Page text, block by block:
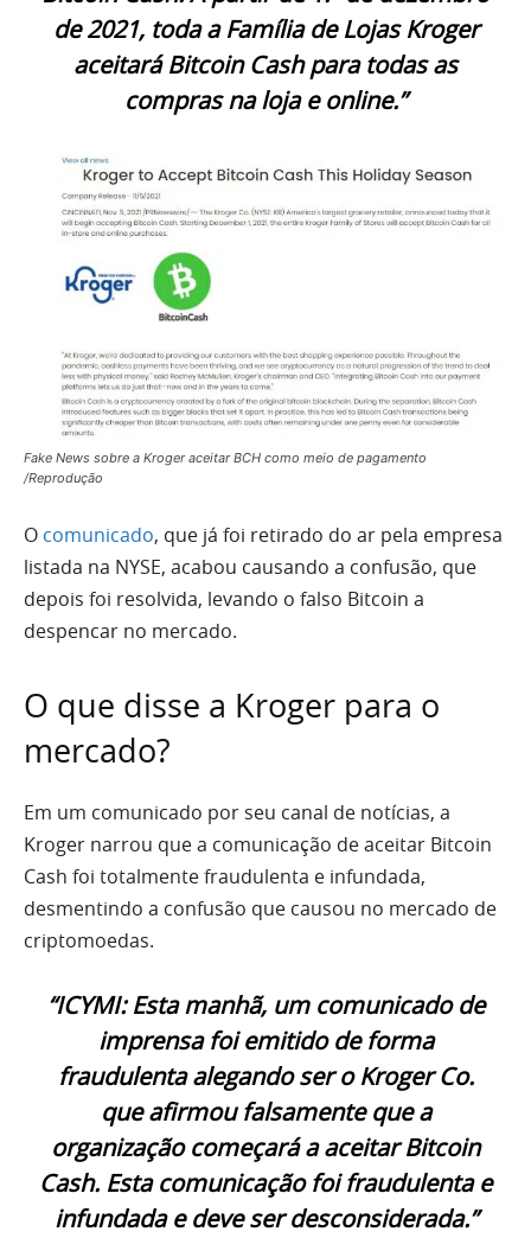
de 2021, toda a Família de Lojas Kroger
aceitará Bitcoin Cash para todas as
compras na loja e online.”
Fake News sobre a Kroger aceitar BCH como meio de pagamento
/Reprodução
O comunicado, que já foi retirado do ar pela empresa
listada na NYSE, acabou causando a confusão, que
depois foi resolvida, levando o falso Bitcoin a
despencar no mercado.
O que disse a Kroger para o
mercado?
Em um comunicado por seu canal de notícias, a
Kroger narrou que a comunicação de aceitar Bitcoin
Cash foi totalmente fraudulenta e infundada,
desmentindo a confusão que causou no mercado de
criptomoedas.
“ICYMI: Esta manhã, um comunicado de
imprensa foi emitido de forma
fraudulenta alegando ser o Kroger Co.
que afirmou falsamente que a
organização começará a aceitar Bitcoin
Cash. Esta comunicação foi fraudulenta e
infundada e deve ser desconsiderada.”